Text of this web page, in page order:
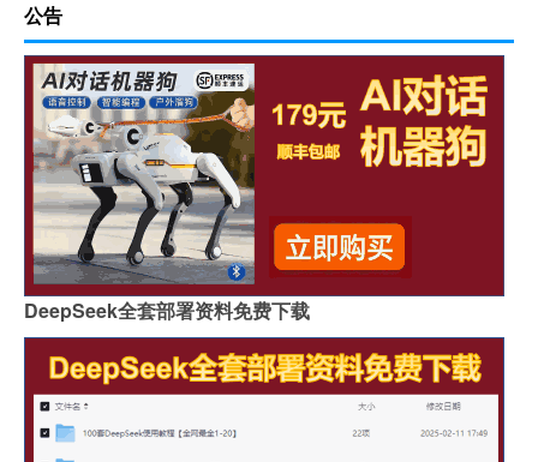
公告
DeepSeek全套部署资料免费下载